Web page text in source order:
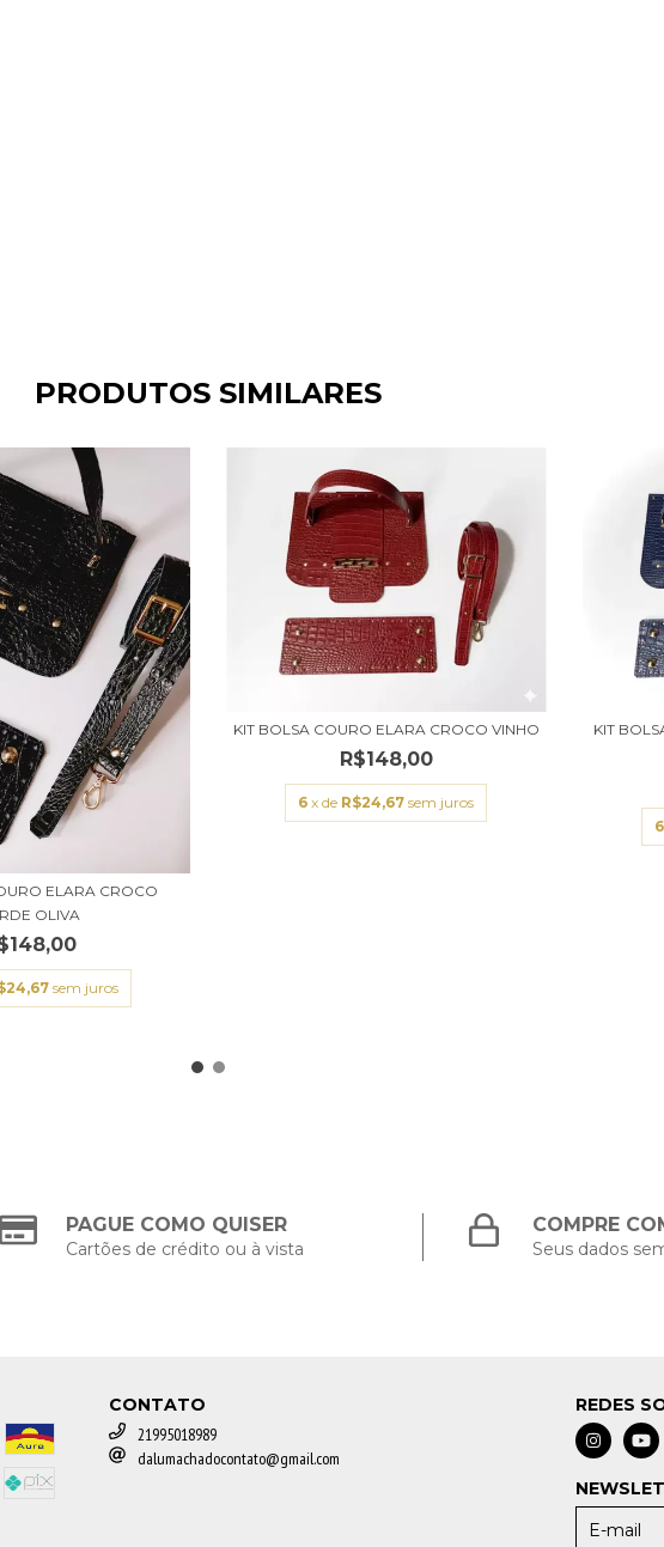
PRODUTOS SIMILARES
ELARA CROCO
OLIVA
sem juros
KIT BOLSA COURO ELARA CROCO VINHO
R$148,00
6 x de R$24,67 sem juros
KIT
6
PAGUE COMO QUISER
Cartões de crédito ou à vista
COMPRE
Seus dados
CONTATO
21995018989
dalumachadocontato@gmail.com
REDES